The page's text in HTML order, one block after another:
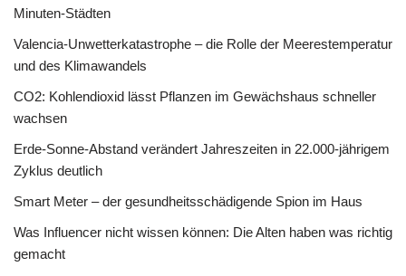
Minuten-Städten
Valencia-Unwetterkatastrophe – die Rolle der Meerestemperatur
und des Klimawandels
CO2: Kohlendioxid lässt Pflanzen im Gewächshaus schneller
wachsen
Erde-Sonne-Abstand verändert Jahreszeiten in 22.000-jährigem
Zyklus deutlich
Smart Meter – der gesundheitsschädigende Spion im Haus
Was Influencer nicht wissen können: Die Alten haben was richtig
gemacht